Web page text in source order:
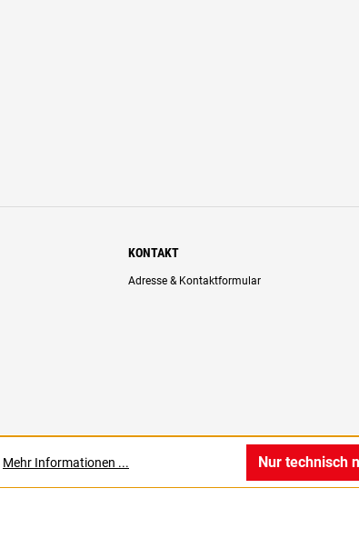
KONTAKT
Adresse & Kontaktformular
Mehr Informationen ... Nur technisch